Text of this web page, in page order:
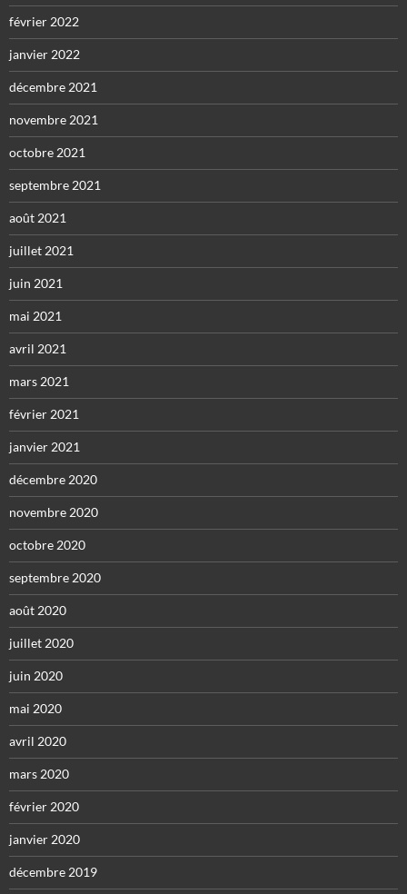
février 2022
janvier 2022
décembre 2021
novembre 2021
octobre 2021
septembre 2021
août 2021
juillet 2021
juin 2021
mai 2021
avril 2021
mars 2021
février 2021
janvier 2021
décembre 2020
novembre 2020
octobre 2020
septembre 2020
août 2020
juillet 2020
juin 2020
mai 2020
avril 2020
mars 2020
février 2020
janvier 2020
décembre 2019